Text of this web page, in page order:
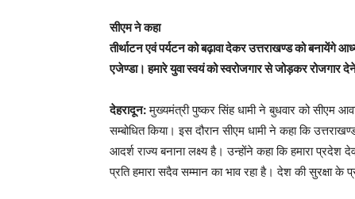
सीएम ने कहा
तीर्थाटन एवं पर्यटन को बढ़ावा देकर उत्तराखण्ड को बनायेंगे
एजेण्डा। हमारे युवा स्वयं को स्वरोजगार से जोड़कर रोजगार
देहरादून:मुख्यमंत्री पुष्कर सिंह धामी ने बुधवार को सीएम
सम्बोधित किया। इस दौरान सीएम धामी ने कहा कि
आदर्श राज्य बनाना लक्ष्य है। उन्होंने कहा कि हमारा
प्रति हमारा सदैव सम्मान का भाव रहा है। देश की सुरक्षा के